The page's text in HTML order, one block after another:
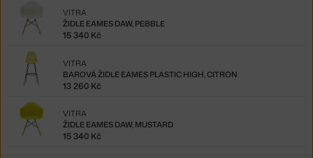
ŽIDLE EAMES DAW, PEBBLE
VITRA
15 340 Kč
BAROVÁ ŽIDLE EAMES PLASTIC HIGH, CITRON
VITRA
13 260 Kč
ŽIDLE EAMES DAW, MUSTARD
VITRA
15 340 Kč